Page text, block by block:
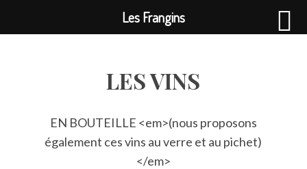
LES VINS
EN BOUTEILLE <em>(nous proposons
également ces vins au verre et au pichet)
</em>
Les Frangins